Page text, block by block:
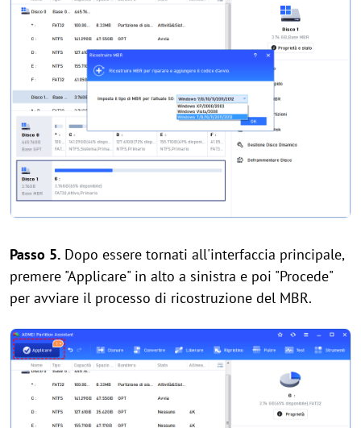
Passo 5. Dopo essere tornati all'interfaccia principale,
premere "Applicare" in alto a sinistra e poi "Procede"
per avviare il processo di ricostruzione del MBR.